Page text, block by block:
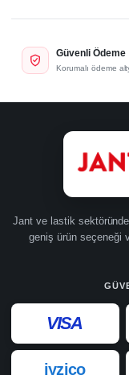
Güvenli Ödeme
Korumalı ödeme
Jant ve lastik
geniş ürün seçeneği
VISA
iyzico